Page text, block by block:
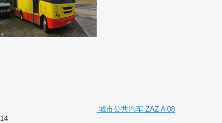
城市公共汽车 ZAZ A 08
14